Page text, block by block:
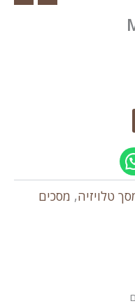
טלויזיה, מסכים